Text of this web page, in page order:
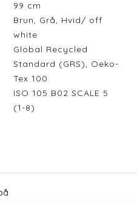
99 cm
Brun, Grå, Hvid/ off
white
Global Recycled
Standard (GRS), Oeko-
Tex 100
ISO 105 B02 SCALE 5
(1-8)